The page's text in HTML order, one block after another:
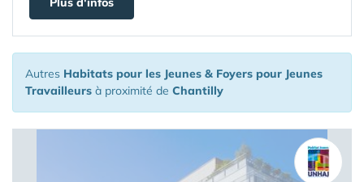
Autres Habitats pour les Jeunes & Foyers pour Jeunes
Travailleurs à proximité de Chantilly